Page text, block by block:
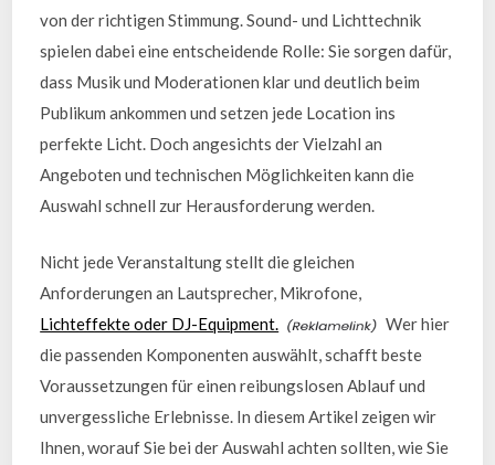
von der richtigen Stimmung. Sound- und Lichttechnik
spielen dabei eine entscheidende Rolle: Sie sorgen dafür,
dass Musik und Moderationen klar und deutlich beim
Publikum ankommen und setzen jede Location ins
perfekte Licht. Doch angesichts der Vielzahl an
Angeboten und technischen Möglichkeiten kann die
Auswahl schnell zur Herausforderung werden.
Nicht jede Veranstaltung stellt die gleichen
Anforderungen an Lautsprecher, Mikrofone,
Lichteffekte oder DJ-Equipment.
Wer hier
die passenden Komponenten auswählt, schafft beste
Voraussetzungen für einen reibungslosen Ablauf und
unvergessliche Erlebnisse. In diesem Artikel zeigen wir
Ihnen, worauf Sie bei der Auswahl achten sollten, wie Sie